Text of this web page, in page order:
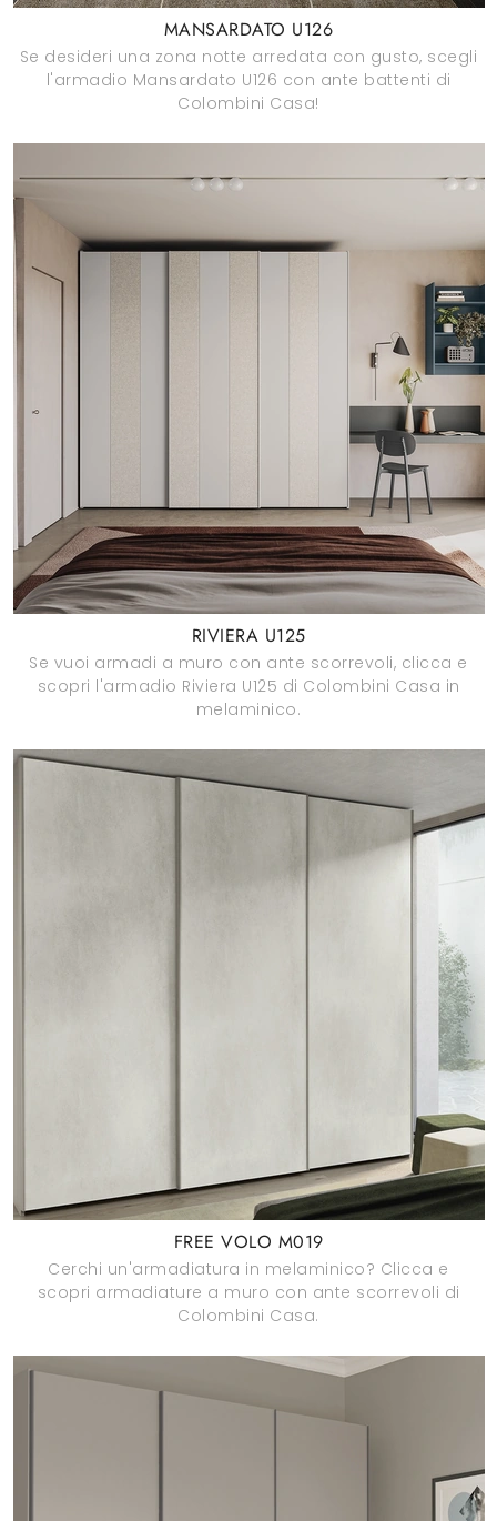
MANSARDATO U126
Se desideri una zona notte arredata con gusto, scegli
l'armadio Mansardato U126 con ante battenti di
Colombini Casa!
RIVIERA U125
Se vuoi armadi a muro con ante scorrevoli, clicca e
scopri l'armadio Riviera U125 di Colombini Casa in
melaminico.
FREE VOLO M019
Cerchi un'armadiatura in melaminico? Clicca e
scopri armadiature a muro con ante scorrevoli di
Colombini Casa.